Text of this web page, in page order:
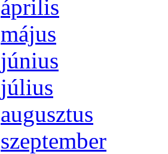
áp­ri­lis
má­jus
jú­ni­us
jú­li­us
au­gusz­tus
szep­tem­ber